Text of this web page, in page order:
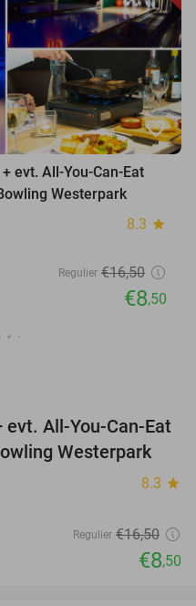
favorite_border
evt. All-You-Can-Eat
Westerpark
8.3 star
Regulier €16,50
€8,50
48%
evt. All-You-Can-Eat
Westerpark
8.3 star
Regulier €16,50
€8,50